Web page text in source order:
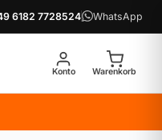
6182 7728524 WhatsApp
Konto Warenkorb